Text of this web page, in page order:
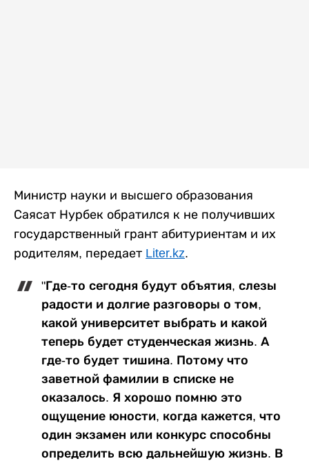
Министр науки и высшего образования
Саясат Нурбек обратился к не получивших
государственный грант абитуриентам и их
родителям, передает Liter.kz.
"Где-то сегодня будут объятия, слезы
радости и долгие разговоры о том,
какой университет выбрать и какой
теперь будет студенческая жизнь. А
где-то будет тишина. Потому что
заветной фамилии в списке не
оказалось. Я хорошо помню это
ощущение юности, когда кажется, что
один экзамен или конкурс способны
определить всю дальнейшую жизнь. В